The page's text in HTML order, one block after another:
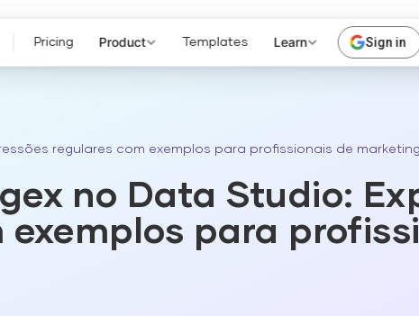
Pricing Product Templates Learn Sign in
regulares com exemplos para profissionais de marketing
no Data Studio:
exemplos para